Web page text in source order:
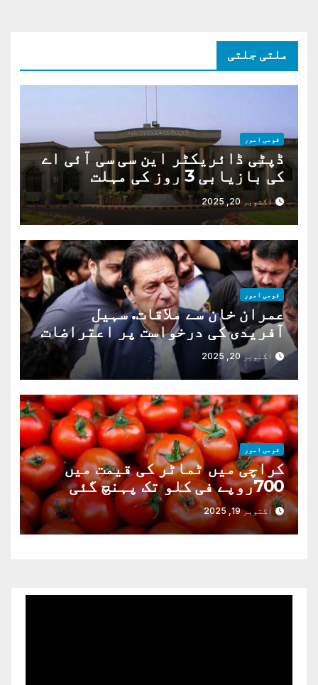
ملتی جلتی
قومی امور
ڈپٹی ڈائریکٹر این سی سی آئی اے
کی بازیابی 3 روز کی مہلت
اکتوبر 20, 2025
قومی امور
عمران خان سے ملاقات. سہیل
آفریدی کی درخواست پر اعتراضات
دوراکتوبر 20, 2025
قومی امور
کراچی میں ٹماٹر کی قیمت میں
700روپے فی کلو تک پہنچ گئی
اکتوبر 19, 2025